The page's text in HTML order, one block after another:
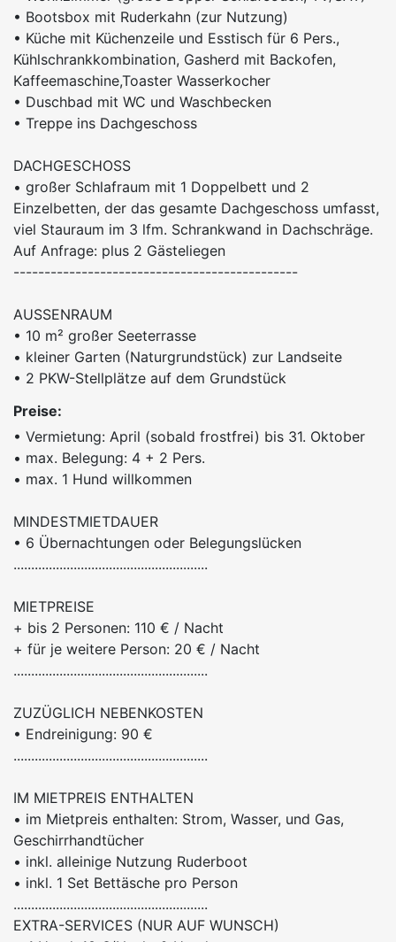
• Bootsbox mit Ruderkahn (zur Nutzung)
• Küche mit Küchenzeile und Esstisch für 6 Pers.,
Kühlschrankkombination, Gasherd mit Backofen,
Kaffeemaschine,Toaster Wasserkocher
• Duschbad mit WC und Waschbecken
• Treppe ins Dachgeschoss
DACHGESCHOSS
• großer Schlafraum mit 1 Doppelbett und 2
Einzelbetten, der das gesamte Dachgeschoss umfasst,
viel Stauraum im 3 lfm. Schrankwand in Dachschräge.
Auf Anfrage: plus 2 Gästeliegen
----------------------------------------------
AUSSENRAUM
• 10 m² großer Seeterrasse
• kleiner Garten (Naturgrundstück) zur Landseite
• 2 PKW-Stellplätze auf dem Grundstück
Preise:
• Vermietung: April (sobald frostfrei) bis 31. Oktober
• max. Belegung: 4 + 2 Pers.
• max. 1 Hund willkommen
MINDESTMIETDAUER
• 6 Übernachtungen oder Belegungslücken
.......................................................
MIETPREISE
+ bis 2 Personen: 110 € / Nacht
+ für je weitere Person: 20 € / Nacht
.......................................................
ZUZÜGLICH NEBENKOSTEN
• Endreinigung: 90 €
.......................................................
IM MIETPREIS ENTHALTEN
• im Mietpreis enthalten: Strom, Wasser, und Gas,
Geschirrhandtücher
• inkl. alleinige Nutzung Ruderboot
• inkl. 1 Set Bettäsche pro Person
.......................................................
EXTRA-SERVICES (NUR AUF WUNSCH)